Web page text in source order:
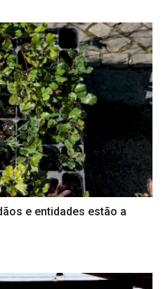
e entidades estão a